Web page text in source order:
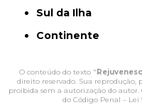
Sul da Ilha
Continente
O conteúdo do texto "
direito reservado. Sua reprodução,
proibida sem a autorização do
do Código Penal – Lei